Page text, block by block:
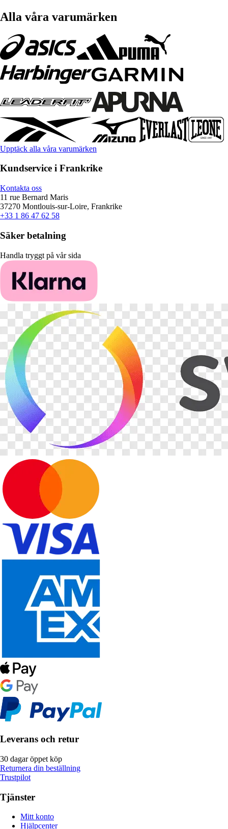
Alla våra varumärken
Upptäck alla våra varumärken
Kundservice i Frankrike
Kontakta oss
11 rue Bernard Maris
37270 Montlouis-sur-Loire, Frankrike
+33 1 86 47 62 58
Säker betalning
Handla tryggt på vår sida
Leverans och retur
30 dagar öppet köp
Returnera din beställning
Trustpilot
Tjänster
Mitt konto
Hjälpcenter